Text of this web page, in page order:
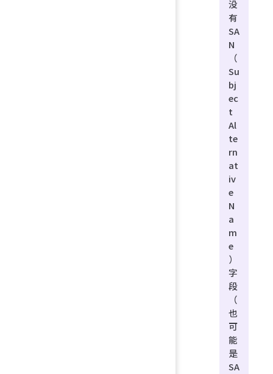
没
有
SA
N
（
Su
bj
ec
t
Al
te
rn
at
iv
e
N
a
m
e
）
字
段
（
也
可
能
是
SA